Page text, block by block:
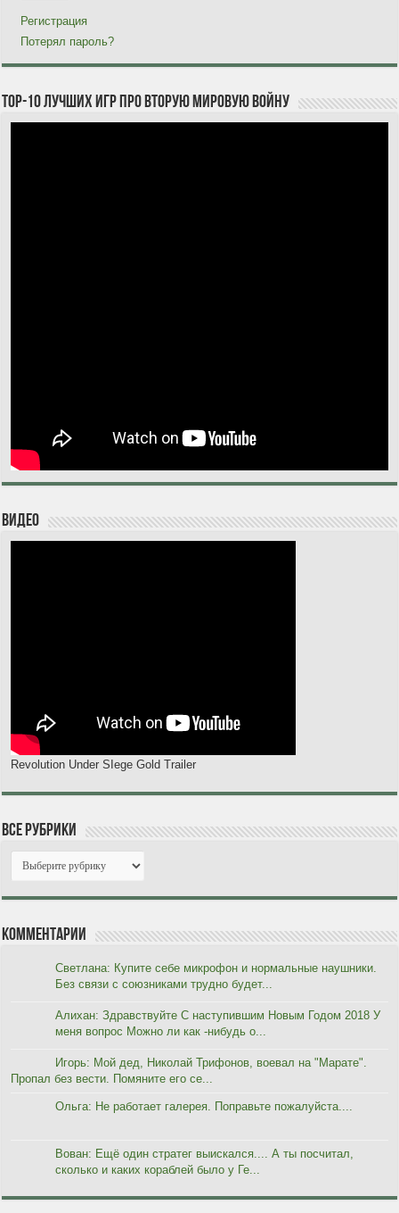
Регистрация
Потерял пароль?
TOP-10 лучших игр про Вторую мировую войну
Видео
Revolution Under SIege Gold Trailer
Все рубрики
Комментарии
Светлана: Купите себе микрофон и нормальные наушники.
Без связи с союзниками трудно будет...
Алихан: Здравствуйте С наступившим Новым Годом 2018 У
меня вопрос Можно ли как -нибудь о...
Игорь: Мой дед, Николай Трифонов, воевал на "Марате".
Пропал без вести. Помяните его се...
Ольга: Не работает галерея. Поправьте пожалуйста....
Вован: Ещё один стратег выискался.... А ты посчитал,
сколько и каких кораблей было у Ге...